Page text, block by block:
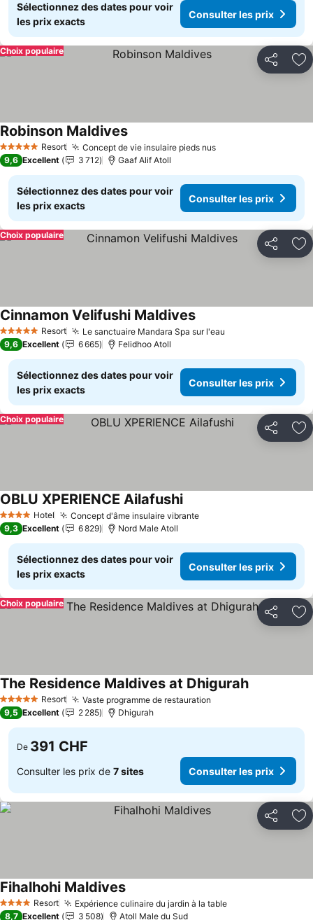
Sélectionnez des dates pour voir
les prix exacts
Consulter les prix
Partager
Choix populaire
5 Étoiles Resort Concept de vie insulaire pieds nus
Robinson Maldives
9,6 Excellent 3 712 Gaaf Alif Atoll
Sélectionnez des dates pour voir
les prix exacts
Consulter les prix
Partager
Choix populaire
5 Étoiles Resort Le sanctuaire Mandara Spa sur l'eau
Cinnamon Velifushi Maldives
9,6 Excellent 6 665 Felidhoo Atoll
Sélectionnez des dates pour voir
les prix exacts
Consulter les prix
Partager
Choix populaire
4 Étoiles Hotel Concept d'âme insulaire vibrante
OBLU XPERIENCE Ailafushi
9,3 Excellent 6 829 Nord Male Atoll
Sélectionnez des dates pour voir
les prix exacts
Consulter les prix
Partager
Choix populaire
5 Étoiles Resort Vaste programme de restauration
The Residence Maldives at Dhigurah
9,5 Excellent 2 285 Dhigurah
De 391 CHF
Consulter les prix de 7 sites Consulter les prix
Partager
4 Étoiles Resort Expérience culinaire du jardin à la table
Fihalhohi Maldives
8,7 Excellent 3 508 Atoll Male du Sud